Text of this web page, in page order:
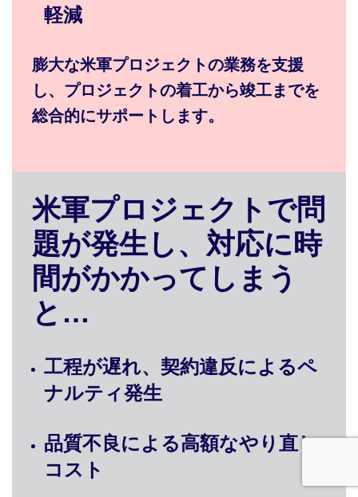
軽減
膨大な米軍プロジェクトの業務を支援
し、プロジェクトの着工から竣工までを
総合的にサポートします。
米軍プロジェクトで問
題が発生し、対応に時
間がかかってしまう
と…
工程が遅れ、契約違反によるペ
ナルティ発生
品質不良による高額なやり直し
コスト